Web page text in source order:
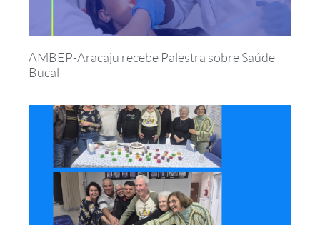
AMBEP-Aracaju recebe Palestra sobre Saúde
Bucal